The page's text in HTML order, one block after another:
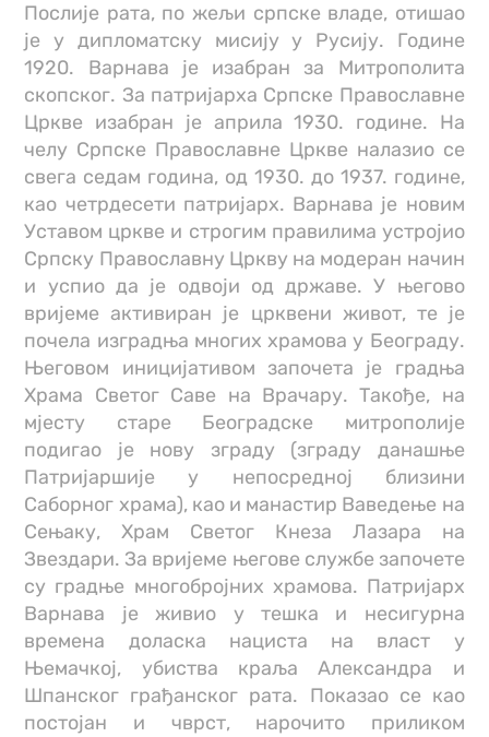
Послије рата, по жељи српске владе, отишао
је у дипломатску мисију у Русију. Године
1920. Варнава је изабран за Митрополита
скопског. За патријарха Српске Православне
Цркве изабран је априла 1930. године. На
челу Српске Православне Цркве налазио се
свега седам година, од 1930. до 1937. године,
као четрдесети патријарх. Варнава је новим
Уставом цркве и строгим правилима устројио
Српску Православну Цркву на модеран начин
и успио да је одвоји од државе. У његово
вријеме активиран је црквени живот, те је
почела изградња многих храмова у Београду.
Његовом иницијативом започета је градња
Храма Светог Саве на Врачару. Такође, на
мјесту старе Београдске митрополије
подигао је нову зграду (зграду данашње
Патријаршије у непосредној близини
Саборног храма), као и манастир Ваведење на
Сењаку, Храм Светог Кнеза Лазара на
Звездари. За вријеме његове службе започете
су градње многобројних храмова. Патријарх
Варнава је живио у тешка и несигурна
времена доласка нациста на власт у
Њемачкој, убиства краља Александра и
Шпанског грађанског рата. Показао се као
постојан и чврст, нарочито приликом